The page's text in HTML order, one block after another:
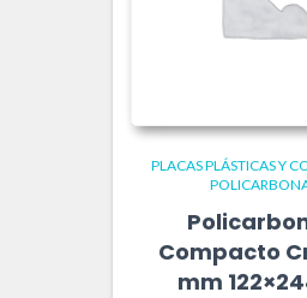
PLACAS PLÁSTICAS Y
Compacto
mm